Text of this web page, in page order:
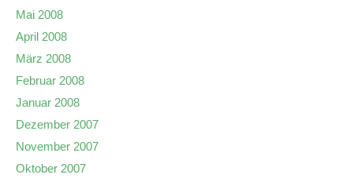
Mai 2008
April 2008
März 2008
Februar 2008
Januar 2008
Dezember 2007
November 2007
Oktober 2007